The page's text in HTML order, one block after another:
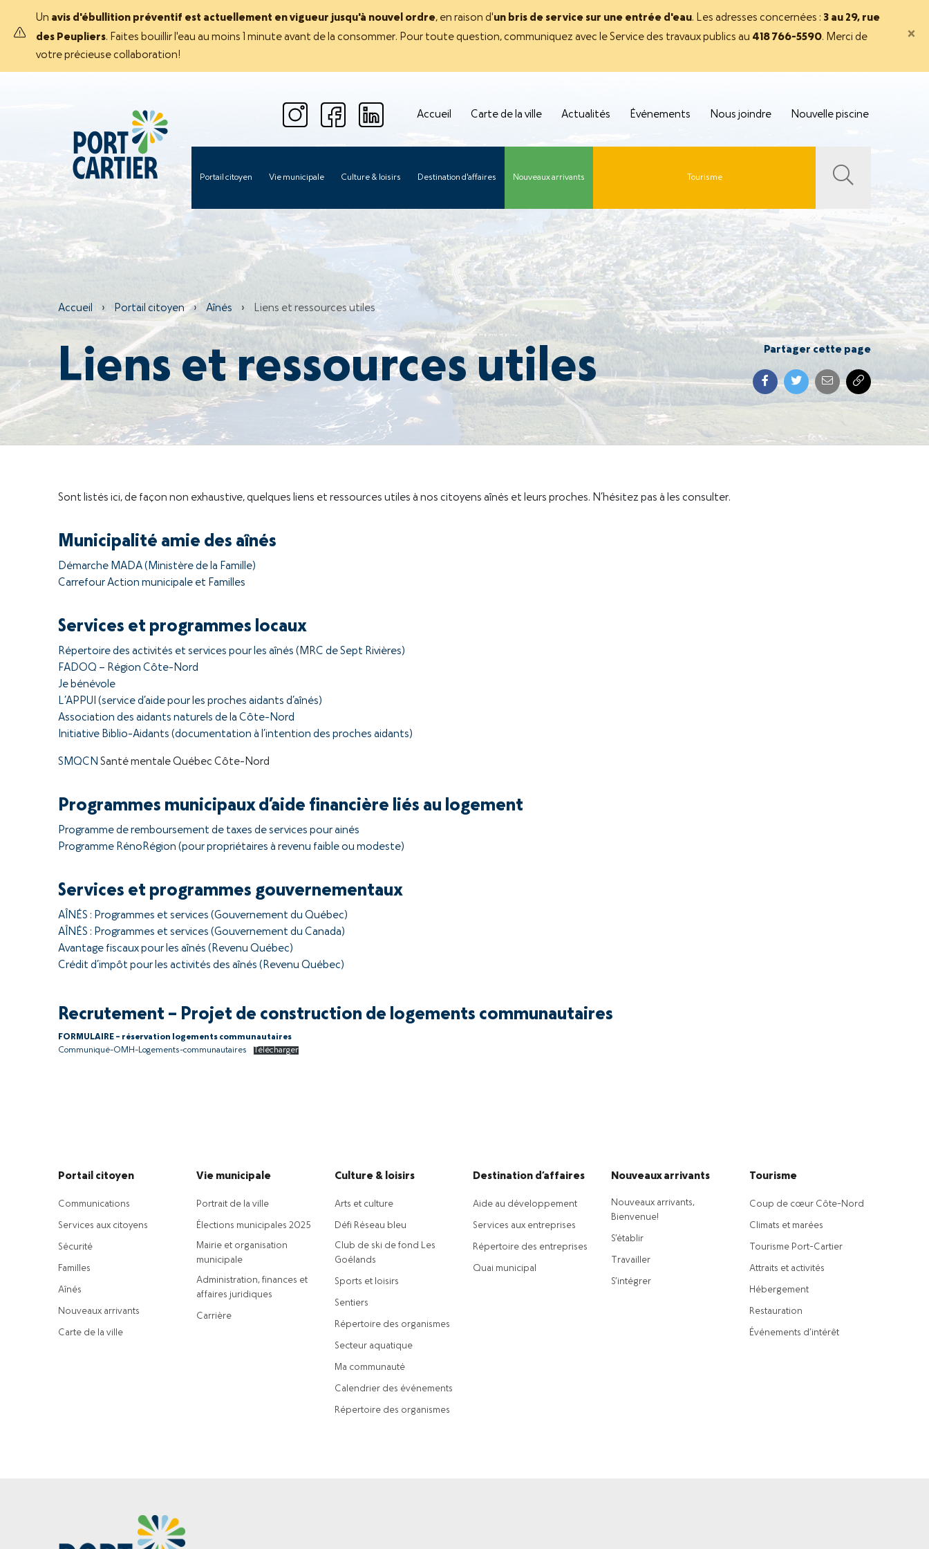
Un avis d'ébullition préventif est actuellement en vigueur jusqu'à nouvel ordre, en raison d'un bris de service sur une entrée d'eau. Les adresses concernées : 3 au 29, rue
des Peupliers. Faites bouillir l'eau au moins 1 minute avant de la consommer. Pour toute question, communiquez avec le Service des travaux publics au 418 766-5590. Merci de
votre précieuse collaboration!
×
Accueil Carte de la ville Actualités Événements Nous joindre Nouvelle piscine
Portail citoyen Vie municipale Culture & loisirs Destination d'affaires Nouveaux arrivants Tourisme
Accueil › Portail citoyen › Aînés › Liens et ressources utiles
Liens et ressources utiles Partager cette page
Sont listés ici, de façon non exhaustive, quelques liens et ressources utiles à nos citoyens aînés et leurs proches. N’hésitez pas à les consulter.
Municipalité amie des aînés
Démarche MADA (Ministère de la Famille)
Carrefour Action municipale et Familles
Services et programmes locaux
Répertoire des activités et services pour les aînés (MRC de Sept Rivières)
FADOQ – Région Côte-Nord
Je bénévole
L’APPUI (service d’aide pour les proches aidants d’aînés)
Association des aidants naturels de la Côte-Nord
Initiative Biblio-Aidants (documentation à l’intention des proches aidants)
SMQCN Santé mentale Québec Côte-Nord
Programmes municipaux d’aide financière liés au logement
Programme de remboursement de taxes de services pour ainés
Programme RénoRégion (pour propriétaires à revenu faible ou modeste)
Services et programmes gouvernementaux
AÎNÉS : Programmes et services (Gouvernement du Québec)
AÎNÉS : Programmes et services (Gouvernement du Canada)
Avantage fiscaux pour les aînés (Revenu Québec)
Crédit d’impôt pour les activités des aînés (Revenu Québec)
Recrutement – Projet de construction de logements communautaires
FORMULAIRE – réservation logements communautaires
Communiqué-OMH-Logements-communautaires
Télécharger
Portail citoyen
Communications
Services aux citoyens
Sécurité
Familles
Aînés
Nouveaux arrivants
Carte de la ville
Vie municipale
Portrait de la ville
Élections municipales 2025
Mairie et organisation
municipale
Administration, finances et
affaires juridiques
Carrière
Culture & loisirs
Arts et culture
Défi Réseau bleu
Club de ski de fond Les
Goélands
Sports et loisirs
Sentiers
Répertoire des organismes
Secteur aquatique
Ma communauté
Calendrier des événements
Répertoire des organismes
Destination d’affaires
Aide au développement
Services aux entreprises
Répertoire des entreprises
Quai municipal
Nouveaux arrivants
Nouveaux arrivants,
Bienvenue!
S’établir
Travailler
S’intégrer
Tourisme
Coup de cœur Côte-Nord
Climats et marées
Tourisme Port-Cartier
Attraits et activités
Hébergement
Restauration
Événements d’intérêt